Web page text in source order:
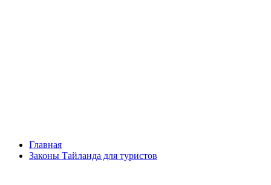
Главная
Законы Тайланда для туристов